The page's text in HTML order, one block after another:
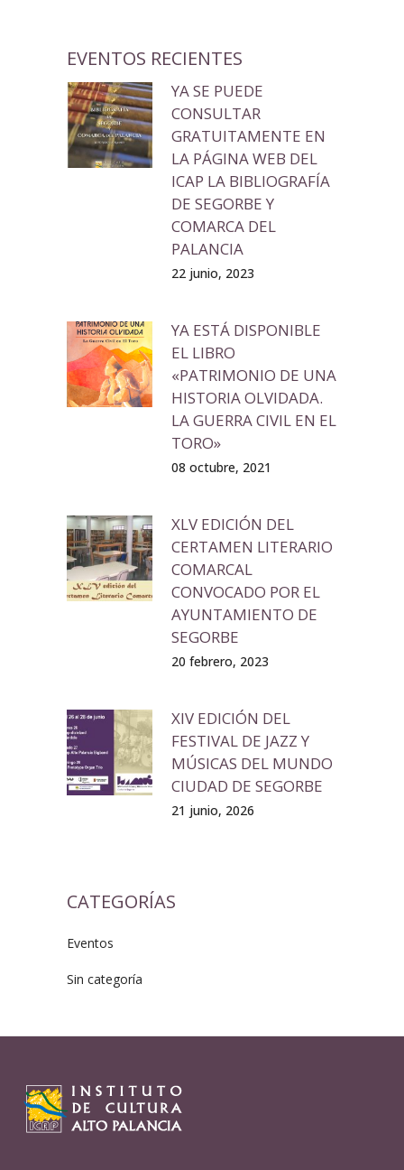
EVENTOS RECIENTES
YA SE PUEDE
CONSULTAR
GRATUITAMENTE EN
LA PÁGINA WEB DEL
ICAP LA BIBLIOGRAFÍA
DE SEGORBE Y
COMARCA DEL
PALANCIA
22 junio, 2023
YA ESTÁ DISPONIBLE
EL LIBRO
«PATRIMONIO DE UNA
HISTORIA OLVIDADA.
LA GUERRA CIVIL EN EL
TORO»
08 octubre, 2021
XLV EDICIÓN DEL
CERTAMEN LITERARIO
COMARCAL
CONVOCADO POR EL
AYUNTAMIENTO DE
SEGORBE
20 febrero, 2023
XIV EDICIÓN DEL
FESTIVAL DE JAZZ Y
MÚSICAS DEL MUNDO
CIUDAD DE SEGORBE
21 junio, 2026
CATEGORÍAS
Eventos
Sin categoría